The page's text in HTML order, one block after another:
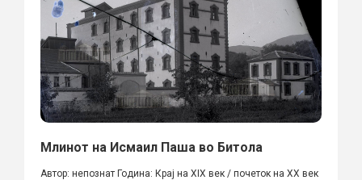
Млинот на Исмаил Паша во Битола
Автор: непознат Година: Крај на XIX век / почеток на XX век